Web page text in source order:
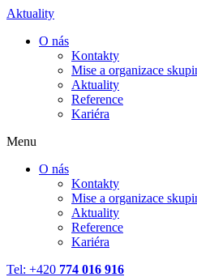
Aktuality
O nás
Kontakty
Mise a organizace
Aktuality
Reference
Kariéra
Menu
O nás
Kontakty
Mise a organizace
Aktuality
Reference
Kariéra
Tel: +420 774 016 916